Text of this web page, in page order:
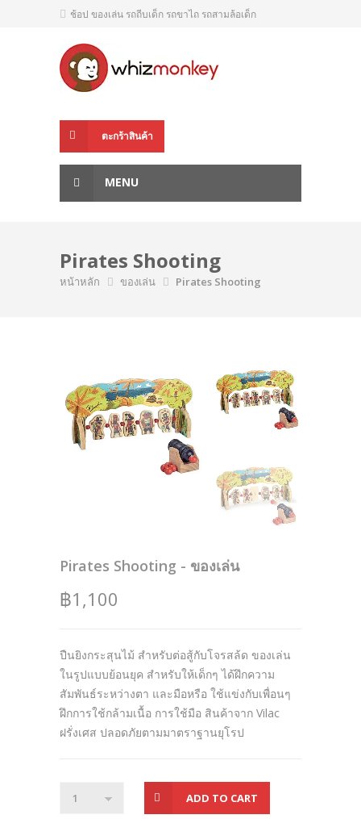
ช้อป ของเล่น รถถีบเด็ก รถขาไถ รถสามล้อเด็ก
ตะกร้าสินค้า
MENU
Pirates Shooting
หน้าหลัก ของเล่น Pirates Shooting
Pirates Shooting - ของเล่น
฿1,100
ปืนยิงกระสุนไม้ สำหรับต่อสู้กับโจรสล้ด ของเล่น
ในรูปแบบย้อนยุค สำหรับให้เด็กๆ ได้ฝึกความ
สัมพันธ์ระหว่างตา และมือหรือ ใช้แข่งกับเพื่อนๆ
ฝึกการใช้กล้ามเนื้อ การใช้มือ สินค้าจาก Vilac
ฝรั่งเศส ปลอดภัยตามมาตราฐานยุโรป
ADD TO CART